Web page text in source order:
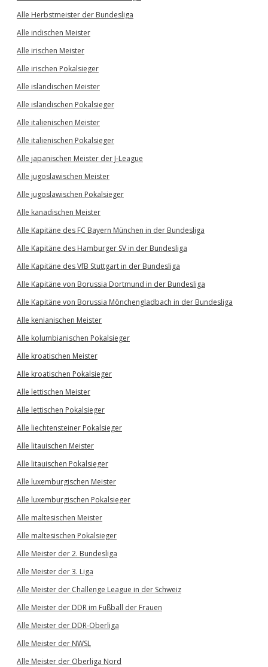
Alle Herbstmeister der Bundesliga
Alle indischen Meister
Alle irischen Meister
Alle irischen Pokalsieger
Alle isländischen Meister
Alle isländischen Pokalsieger
Alle italienischen Meister
Alle italienischen Pokalsieger
Alle japanischen Meister der J-League
Alle jugoslawischen Meister
Alle jugoslawischen Pokalsieger
Alle kanadischen Meister
Alle Kapitäne des FC Bayern München in der Bundesliga
Alle Kapitäne des Hamburger SV in der Bundesliga
Alle Kapitäne des VfB Stuttgart in der Bundesliga
Alle Kapitäne von Borussia Dortmund in der Bundesliga
Alle Kapitäne von Borussia Mönchengladbach in der Bundesliga
Alle kenianischen Meister
Alle kolumbianischen Pokalsieger
Alle kroatischen Meister
Alle kroatischen Pokalsieger
Alle lettischen Meister
Alle lettischen Pokalsieger
Alle liechtensteiner Pokalsieger
Alle litauischen Meister
Alle litauischen Pokalsieger
Alle luxemburgischen Meister
Alle luxemburgischen Pokalsieger
Alle maltesischen Meister
Alle maltesischen Pokalsieger
Alle Meister der 2. Bundesliga
Alle Meister der 3. Liga
Alle Meister der Challenge League in der Schweiz
Alle Meister der DDR im Fußball der Frauen
Alle Meister der DDR-Oberliga
Alle Meister der NWSL
Alle Meister der Oberliga Nord